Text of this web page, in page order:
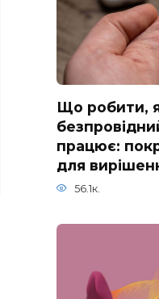
Що робити,
працює:
для
56.1к.